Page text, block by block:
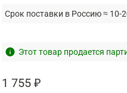
Срок поставки в Россию ≈ 10-
info Этот товар продается
1 755 ₽